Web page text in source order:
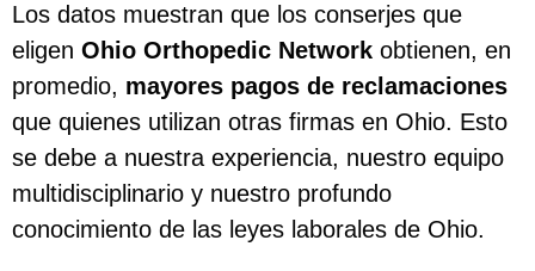
Los datos muestran que los conserjes que
eligen Ohio Orthopedic Network obtienen, en
promedio, mayores pagos de reclamaciones
que quienes utilizan otras firmas en Ohio. Esto
se debe a nuestra experiencia, nuestro equipo
multidisciplinario y nuestro profundo
conocimiento de las leyes laborales de Ohio.